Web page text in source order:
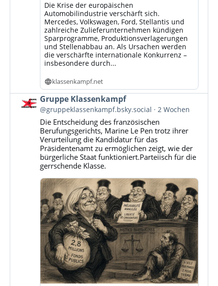
Die Krise der europäischen
Automobilindustrie verschärft sich.
Mercedes, Volkswagen, Ford, Stellantis und
zahlreiche Zulieferunternehmen kündigen
Sparprogramme, Produktionsverlagerungen
und Stellenabbau an. Als Ursachen werden
die verschärfte internationale Konkurrenz –
insbesondere durch...
klassenkampf.net
Beitrag
von
Gruppe
Klassenkampf
Bluesky
ansehen
Gruppe Klassenkampf
@gruppeklassenkampf.bsky.social 2 Wochen
Die Entscheidung des französischen
Berufungsgerichts, Marine Le Pen trotz ihrer
Verurteilung die Kandidatur für das
Präsidentenamt zu ermöglichen zeigt, wie der
bürgerliche Staat funktioniert.Parteiisch für die
gerrschende Klasse.